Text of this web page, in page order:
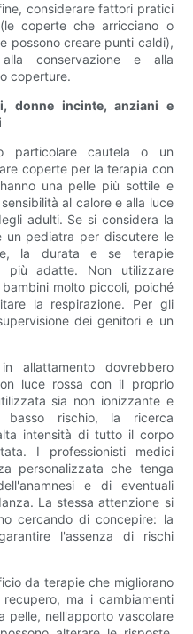
considerare fattori pratici
coperte che arricciano o
possono creare punti caldi),
conservazione e alla
coperture.
donne incinte, anziani e
particolare cautela o un
coperte per la terapia con
una pelle più sottile e
al calore e alla luce
adulti. Se si considera la
un pediatra per discutere le
la durata e se terapie
più adatte. Non utilizzare
molto piccoli, poiché
la respirazione. Per gli
dei genitori e un
allattamento dovrebbero
luce rossa con il proprio
sia non ionizzante e
basso rischio, la ricerca
intensità di tutto il corpo
I professionisti medici
personalizzata che tenga
e di eventuali
La stessa attenzione si
cercando di concepire: la
l'assenza di rischi
da terapie che migliorano
ma i cambiamenti
pelle, nell'apporto vascolare